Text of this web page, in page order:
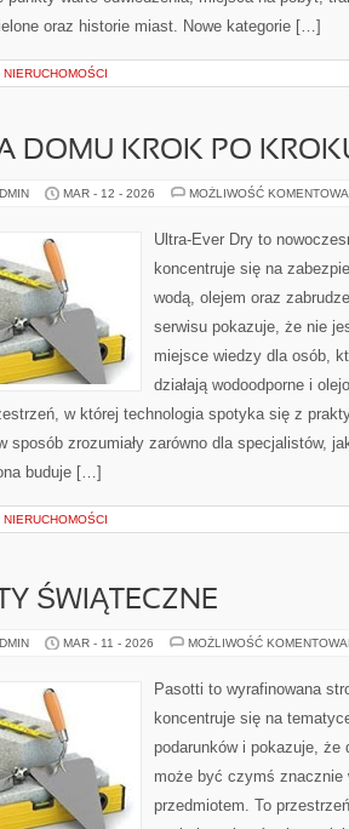
oraz historie miast. Nowe kategorie […]
NIERUCHOMOŚCI
DOMU KROK PO
MAR - 12 - 2026 MOŻLIWOŚĆ
Ultra-Ever Dry to
koncentruje się na
wodą, olejem oraz
serwisu pokazuje, że nie
miejsce wiedzy dla osób,
działają wodoodporne i
w której technologia spotyka się z
sposób zrozumiały zarówno dla specjalistów,
buduje […]
NIERUCHOMOŚCI
ŚWIĄTECZNE
MAR - 11 - 2026 MOŻLIWOŚĆ
Pasotti to wyrafinowana
koncentruje się na
podarunków i pokazuje, że
może być czymś znacznie
przedmiotem. To